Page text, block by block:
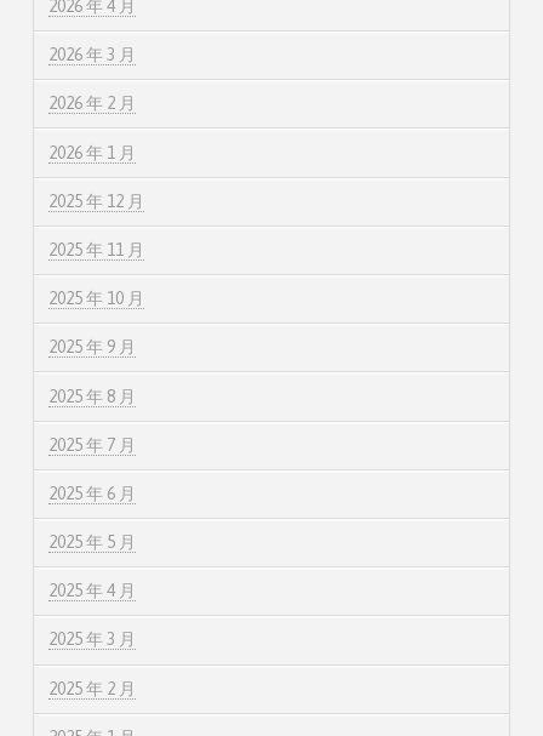
2026 年 4 月
2026 年 3 月
2026 年 2 月
2026 年 1 月
2025 年 12 月
2025 年 11 月
2025 年 10 月
2025 年 9 月
2025 年 8 月
2025 年 7 月
2025 年 6 月
2025 年 5 月
2025 年 4 月
2025 年 3 月
2025 年 2 月